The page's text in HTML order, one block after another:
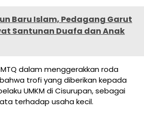
Baru Islam, Pedagang Garut
Santunan Duafa dan Anak
dalam menggerakkan roda
trofi yang diberikan kepada
UMKM di Cisurupan, sebagai
terhadap usaha kecil.